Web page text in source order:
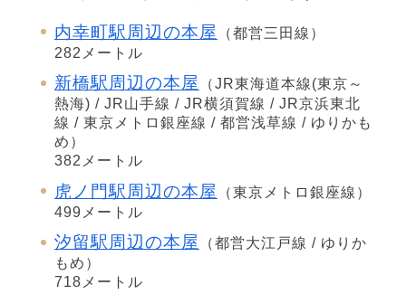
内幸町駅周辺の本屋
（都営三田線）
282メートル
新橋駅周辺の本屋
（JR東海道本線(東京～
熱海) / JR山手線 / JR横須賀線 / JR京浜東北
線 / 東京メトロ銀座線 / 都営浅草線 / ゆりかも
め）
382メートル
虎ノ門駅周辺の本屋
（東京メトロ銀座線）
499メートル
汐留駅周辺の本屋
（都営大江戸線 / ゆりか
もめ）
718メートル